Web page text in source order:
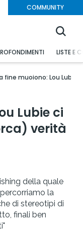
COMMUNITY
LISTE E
fine muoiono: Lou
Lubie ci
verità
della quale
la
di stereotipi di
finali ben